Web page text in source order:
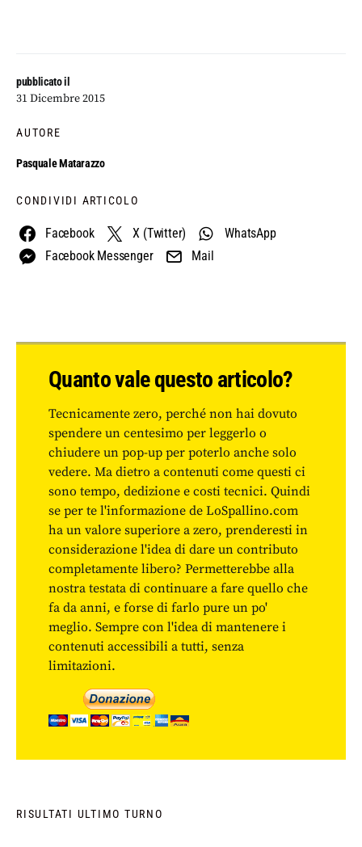
pubblicato il
31 Dicembre 2015
AUTORE
Pasquale Matarazzo
CONDIVIDI ARTICOLO
Facebook X (Twitter)
WhatsApp
Facebook Messenger
Mail
Quanto vale questo articolo?
Tecnicamente zero, perché non hai dovuto
spendere un centesimo per leggerlo o
chiudere un pop-up per poterlo anche solo
vedere. Ma dietro a contenuti come questi ci
sono tempo, dedizione e costi tecnici. Quindi
se per te l'informazione de LoSpallino.com
ha un valore superiore a zero, prenderesti in
considerazione l'idea di dare un contributo
completamente libero? Permetterebbe alla
nostra testata di continuare a fare quello che
fa da anni, e forse di farlo pure un po'
meglio. Sempre con l'idea di mantenere i
contenuti accessibili a tutti, senza
limitazioni.
RISULTATI ULTIMO TURNO